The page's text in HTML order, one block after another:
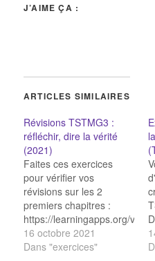
J’AIME ÇA :
ARTICLES SIMILAIRES
Révisions TSTMG3 :
réfléchir, dire la vérité
(2021)
Faites ces exercices
pour vérifier vos
révisions sur les 2
premiers chapitres :
https://learningapps.org/
16 octobre 2021
Dans "exercices"